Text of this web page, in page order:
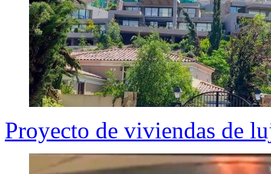
Proyecto de viviendas de